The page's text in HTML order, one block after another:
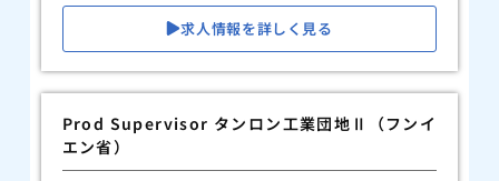
求人情報を詳しく見る
Prod Supervisor タンロン工業団地Ⅱ（フンイ
エン省）